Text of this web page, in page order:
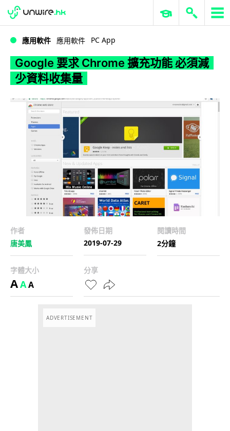
WWDC 2026 ERP 與商業 AI
應用軟件 應用軟件 PC App
Google 要求 Chrome 擴充功能 必須減
少資料收集量
作者
唐美鳳
發佈日期
2019-07-29
閱讀時間
2分鐘
字體大小
AAA
分享
ADVERTISEMENT